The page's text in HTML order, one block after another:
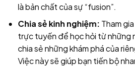
là bản chất của sự “fusion”.
Chia sẻ kinh nghiệm: Tham
trực tuyến để học hỏi từ những
chia sẻ những khám phá của
Việc này sẽ giúp bạn tiến bộ